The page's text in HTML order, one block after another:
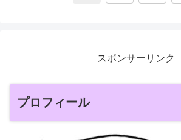
スポンサーリンク
プロフィール